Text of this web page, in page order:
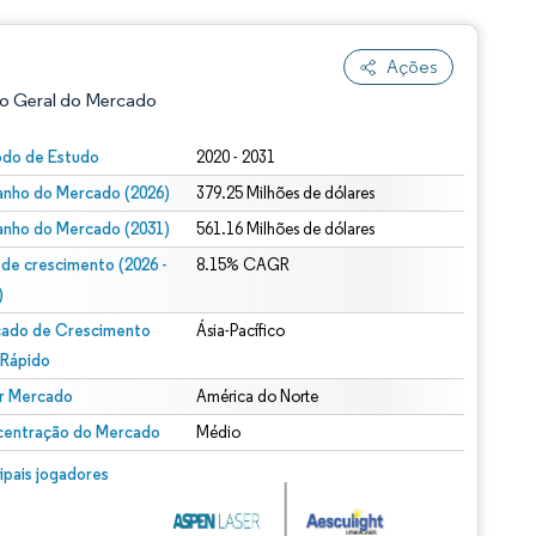
Ações
Geral do Mercado
de Estudo 2020 - 2031
do Mercado (2026) 379.25 Milhões de dólares
do Mercado (2031) 561.16 Milhões de dólares
de crescimento (2026 -
8.15% CAGR
de Crescimento
Ásia-Pacífico
Mercado América do Norte
do Mercado Médio
jogadores
© Mordor Intelligence. O reuso requer atribuição conforme CC BY 4.0.
conforme CC BY 4.0.